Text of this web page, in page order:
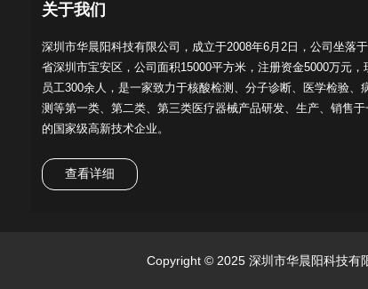
关于我们
深圳市华晨阳科技有限公司，成立于2008年6月2日，公司坐落
省深圳市宝安区，公司面积15000平方米，注册资金5000万元，
员工300余人，是一家致力于核酸检测、分子诊断、医学检验、
测等第一类、第二类、第三类医疗器械产品研发、生产、销售于
的国家级高新技术企业。
查看详细
Copyright © 2025 深圳市华晨阳科技有